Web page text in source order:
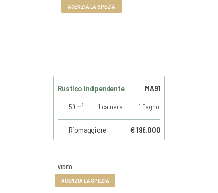
AGENZIA LA SPEZIA
Rustico Indipendente MA91
50 m² 1 camera 1 Bagno
Riomaggiore € 198.000
VIDEO
AGENZIA LA SPEZIA